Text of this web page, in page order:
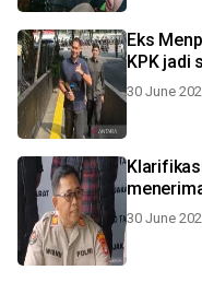
Eks
KPK jadi
30 June
30 June